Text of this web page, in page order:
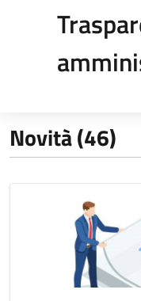
Novità (46)